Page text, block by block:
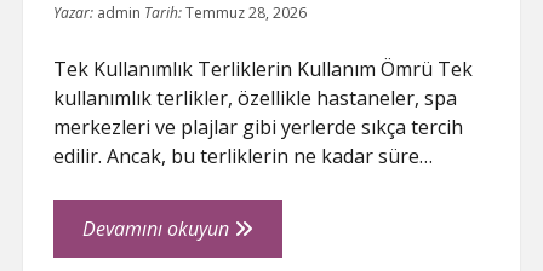
Yazar: admin Tarih:Temmuz 28, 2026
Tek Kullanımlık Terliklerin Kullanım Ömrü Tek
kullanımlık terlikler, özellikle hastaneler, spa
merkezleri ve plajlar gibi yerlerde sıkça tercih
edilir. Ancak, bu terliklerin ne kadar süre…
Devamını okuyunTek
Kullanimlik